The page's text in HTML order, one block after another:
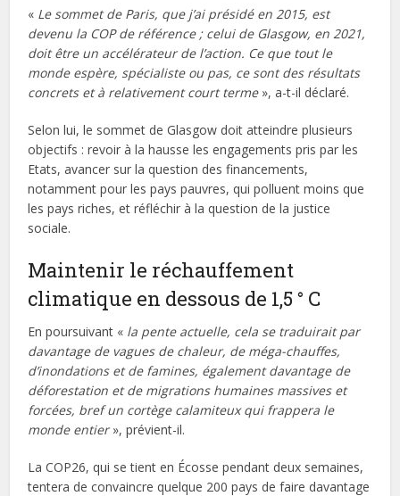
« Le sommet de Paris, que j’ai présidé en 2015, est
devenu la COP de référence ; celui de Glasgow, en 2021,
doit être un accélérateur de l’action. Ce que tout le
monde espère, spécialiste ou pas, ce sont des résultats
concrets et à relativement court terme», a-t-il déclaré.
Selon lui, le sommet de Glasgow doit atteindre plusieurs
objectifs : revoir à la hausse les engagements pris par les
Etats, avancer sur la question des financements,
notamment pour les pays pauvres, qui polluent moins que
les pays riches, et réfléchir à la question de la justice
sociale.
Maintenir le réchauffement
climatique en dessous de 1,5 ° C
En poursuivant « la pente actuelle, cela se traduirait par
davantage de vagues de chaleur, de méga-chauffes,
d’inondations et de famines, également davantage de
déforestation et de migrations humaines massives et
forcées, bref un cortège calamiteux qui frappera le
monde entier», prévient-il.
La COP26, qui se tient en Écosse pendant deux semaines,
tentera de convaincre quelque 200 pays de faire davantage